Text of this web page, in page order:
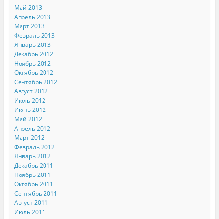
Май 2013
Апрель 2013
Март 2013
Февраль 2013
Январь 2013
Декабрь 2012
Ноябрь 2012
Октябрь 2012
Сентябрь 2012
Август 2012
Июль 2012
Июнь 2012
Май 2012
Апрель 2012
Март 2012
Февраль 2012
Январь 2012
Декабрь 2011
Ноябрь 2011
Октябрь 2011
Сентябрь 2011
Август 2011
Июль 2011